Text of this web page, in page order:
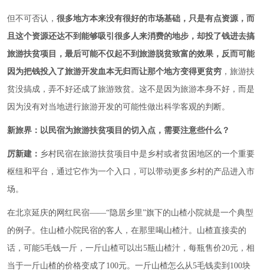
但不可否认， 很多地方本来没有很好的市场基础，只是有点资源，而
且这个资源还达不到能够吸引很多人来消费的地步，却投了钱进去搞
旅游扶贫项目，最后可能不仅起不到旅游脱贫致富的效果，反而可能
因为把钱投入了旅游开发血本无归而让那个地方变得更贫穷 ，旅游扶
贫没搞成，弄不好还成了旅游致贫。这不是因为旅游本身不好，而是
因为没有对当地进行旅游开发的可能性做出科学客观的判断。
新旅界：以民宿为旅游扶贫项目的切入点，需要注意些什么？
厉新建： 乡村民宿在旅游扶贫项目中是乡村或者贫困地区的一个重要
枢纽和平台，通过它作为一个入口，可以带动更多乡村的产品进入市
场。
在北京延庆的网红民宿——“隐居乡里”旗下的山楂小院就是一个典型
的例子。住山楂小院民宿的客人，在那里喝山楂汁。山楂直接卖的
话，可能5毛钱一斤，一斤山楂可以出5瓶山楂汁，每瓶售价20元，相
当于一斤山楂的价格变成了100元。一斤山楂怎么从5毛钱卖到100块